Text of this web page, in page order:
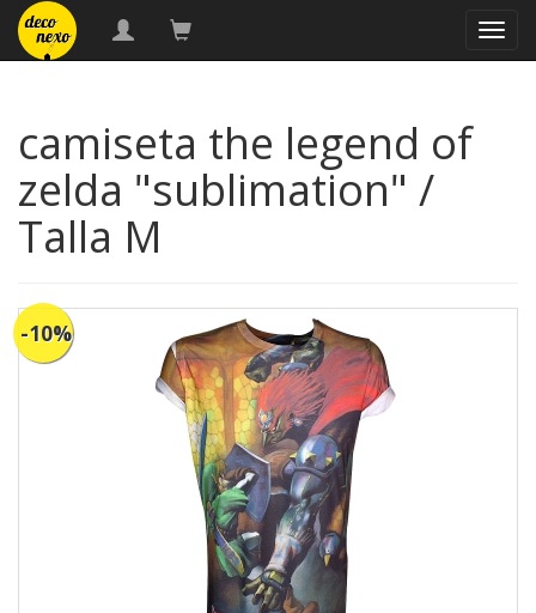
camiseta the legend of
zelda "sublimation" /
Talla M
-10%